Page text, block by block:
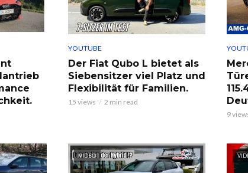
YOUTUBE
Der Fiat Qubo L bietet als
Siebensitzer viel Platz und
Flexibilität für Familien.
15 views 2 min read
9
VIDEO